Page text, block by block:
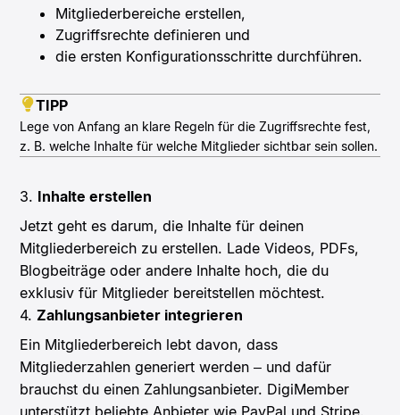
Mitgliederbereiche erstellen,
Zugriffsrechte definieren und
die ersten Konfigurationsschritte durchführen.
TIPP
Lege von Anfang an klare Regeln für die Zugriffsrechte fest,
z. B. welche Inhalte für welche Mitglieder sichtbar sein sollen.
3. Inhalte erstellen
Jetzt geht es darum, die Inhalte für deinen
Mitgliederbereich zu erstellen. Lade Videos, PDFs,
Blogbeiträge oder andere Inhalte hoch, die du
exklusiv für Mitglieder bereitstellen möchtest.
4.Zahlungsanbieter integrieren
Ein Mitgliederbereich lebt davon, dass
Mitgliederzahlen generiert werden – und dafür
brauchst du einen Zahlungsanbieter. DigiMember
unterstützt beliebte Anbieter wie PayPal und Stripe.